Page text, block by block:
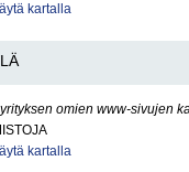
kartalla
omien www-sivujen
kartalla